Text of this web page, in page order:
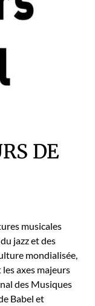
DE
musi­cales
jazz et des
mon­di­al­isée,
axes majeurs
des Musiques
Babel et